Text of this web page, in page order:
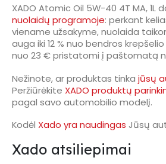
XADO Atomic Oil 5W-40 4T MA, 1L
nuolaidų programoje: perkant
viename užsakyme, nuolaida
auga iki 12 % nuo bendros
nuo 23 € pristatomi į paštomatą
Nežinote, ar produktas tinka jūsų
Peržiūrėkite XADO produktų
pagal savo automobilio modelį.
Kodėl Xado yra naudingas Jūsų
Xado atsiliepimai